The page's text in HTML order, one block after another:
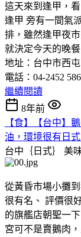
這天來到逢甲，看
逢甲 旁有一間氣
排，雖然逢甲夜
就決定今天的晚餐
地址：台中市西
電話：04-2452
繼續閱讀
8年前
【食】【台中】
油，環境很有日式
台中｛日式｝ 美
從黃昏市場小攤
很有名、 評價很
的旗艦店朝聖一
宮可不是賣鵝肉